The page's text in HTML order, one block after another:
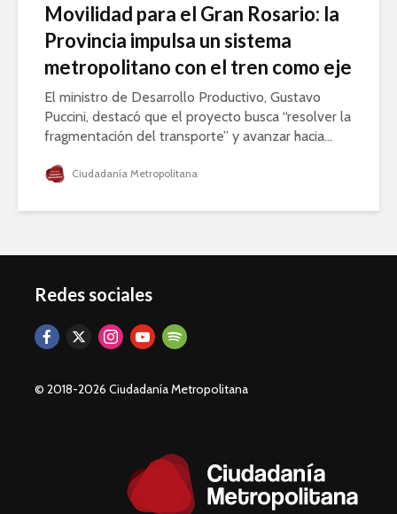
Movilidad para el Gran Rosario: la
Provincia impulsa un sistema
metropolitano con el tren como eje
El ministro de Desarrollo Productivo, Gustavo
Puccini, destacó que el proyecto busca “resolver la
fragmentación del transporte” y avanzar hacia...
Ciudadanía Metropolitana
Redes sociales
© 2018-2026 Ciudadanía Metropolitana